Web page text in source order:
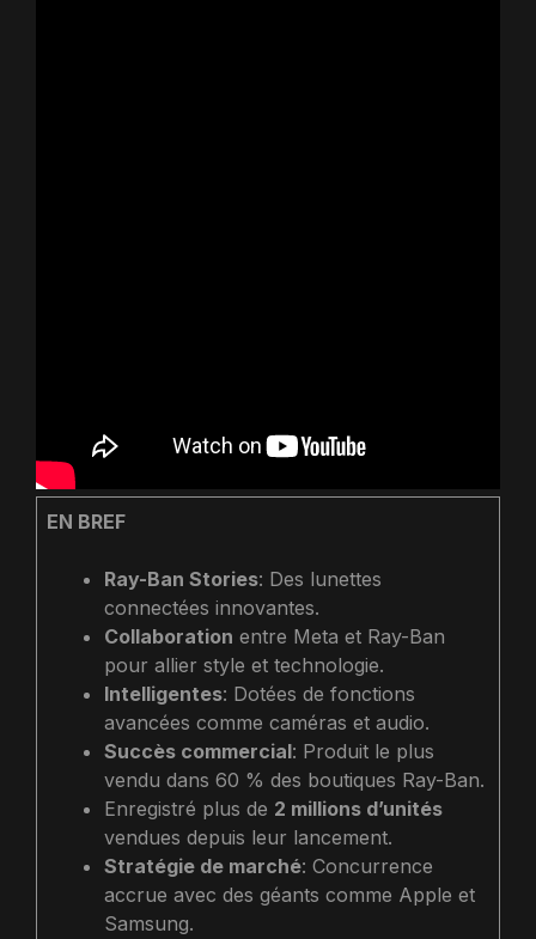
EN BREF
Ray-Ban Stories: Des lunettes
connectées innovantes.
Collaboration entre Meta et Ray-Ban
pour allier style et technologie.
Intelligentes: Dotées de fonctions
avancées comme caméras et audio.
Succès commercial: Produit le plus
vendu dans 60 % des boutiques Ray-Ban.
Enregistré plus de 2 millions d’unités
vendues depuis leur lancement.
Stratégie de marché: Concurrence
accrue avec des géants comme Apple et
Samsung.